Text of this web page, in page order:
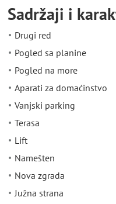
Sadržaji i
Drugi red
Pogled sa planine
Pogled na more
Aparati za domaćinstvo
Vanjski parking
Terasa
Lift
Namešten
Nova zgrada
Južna strana